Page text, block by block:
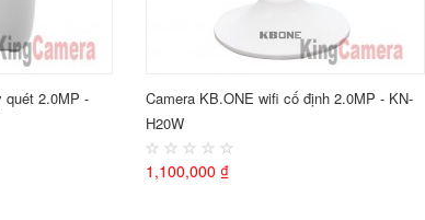
quét 2.0MP -
Camera KB.ONE wifi cố định 2.0MP - KN-
H20W
1,100,000 ₫